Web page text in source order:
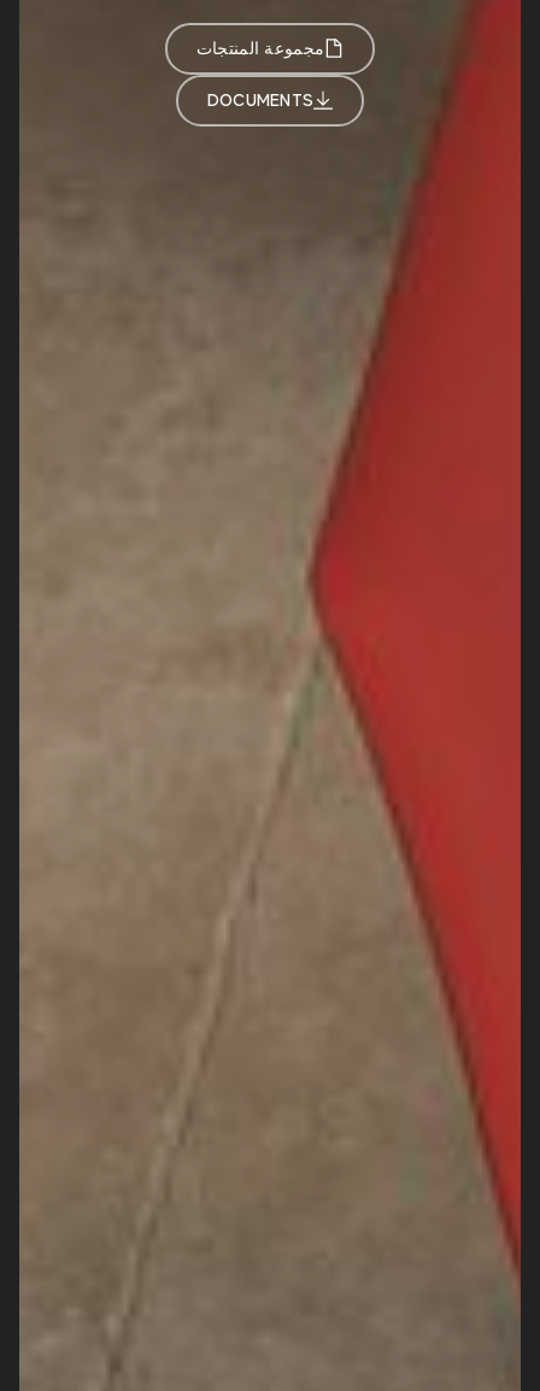
مجموعة المنتجات
DOCUMENTS